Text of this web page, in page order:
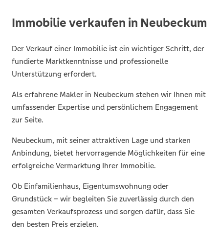
Immobilie verkaufen in Neubeckum
Der Verkauf einer Immobilie ist ein wichtiger Schritt, der
fundierte Marktkenntnisse und professionelle
Unterstützung erfordert.
Als erfahrene Makler in Neubeckum stehen wir Ihnen mit
umfassender Expertise und persönlichem Engagement
zur Seite.
Neubeckum, mit seiner attraktiven Lage und starken
Anbindung, bietet hervorragende Möglichkeiten für eine
erfolgreiche Vermarktung Ihrer Immobilie.
Ob Einfamilienhaus, Eigentumswohnung oder
Grundstück – wir begleiten Sie zuverlässig durch den
gesamten Verkaufsprozess und sorgen dafür, dass Sie
den besten Preis erzielen.